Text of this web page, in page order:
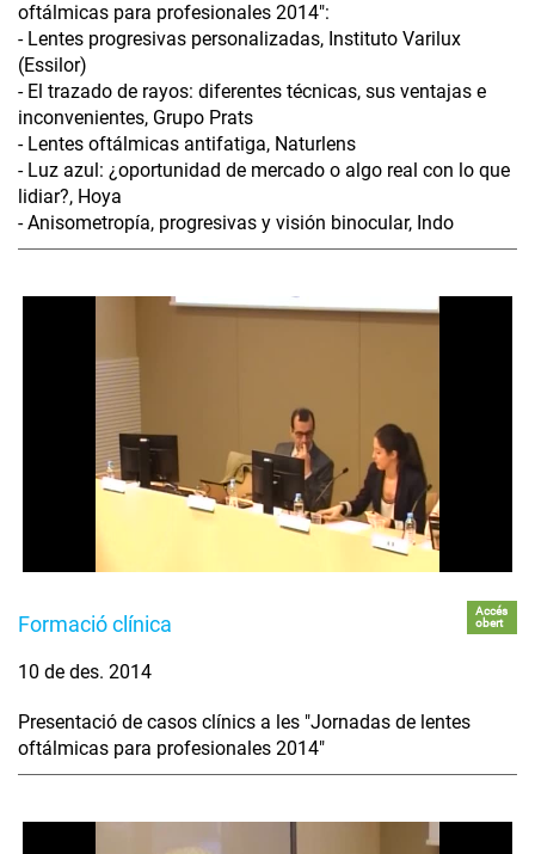
oftálmicas para profesionales 2014":
- Lentes progresivas personalizadas, Instituto Varilux
(Essilor)
- El trazado de rayos: diferentes técnicas, sus ventajas e
inconvenientes, Grupo Prats
- Lentes oftálmicas antifatiga, Naturlens
- Luz azul: ¿oportunidad de mercado o algo real con lo que
lidiar?, Hoya
- Anisometropía, progresivas y visión binocular, Indo
Formació clínica
Accés
obert
10 de des. 2014
Presentació de casos clínics a les "Jornadas de lentes
oftálmicas para profesionales 2014"